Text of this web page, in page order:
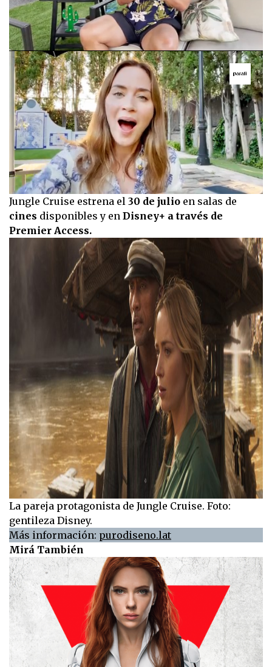
0
seconds
of
minutes,
seconds
0
seconds
of
3
minutes,
Jungle Cruise estrena el 30 de julio en salas de
cines disponibles y en Disney+ a través de
Premier Access.
La pareja protagonista de Jungle Cruise. Foto:
gentileza Disney.
Más información: purodiseno.lat
Mirá También